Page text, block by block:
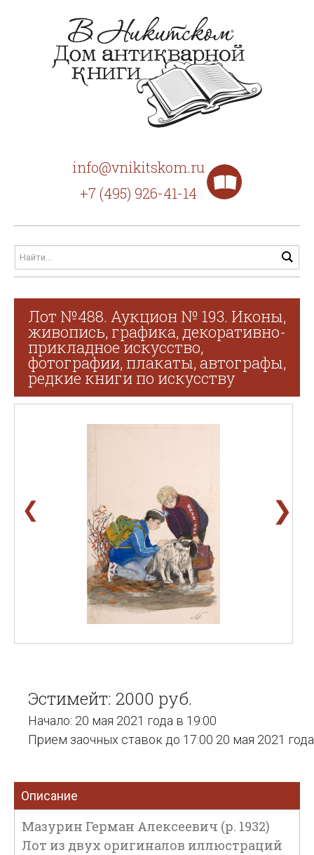
info@vnikitskom.ru
+7 (495) 926-41-14
Лот №488. Аукцион № 193. Иконы,
живопись, графика, декоративно-
прикладное искусство,
фотографии, плакаты, автографы,
редкие книги по искусству
❮ ❯
Эстимейт: 2000 руб.
Начало: 20 мая 2021 года в 19:00
Прием заочных ставок до 17:00 20 мая 2021 года
Описание
Мазурин Герман Алексеевич (р. 1932)
Лот из двух оригиналов иллюстраций